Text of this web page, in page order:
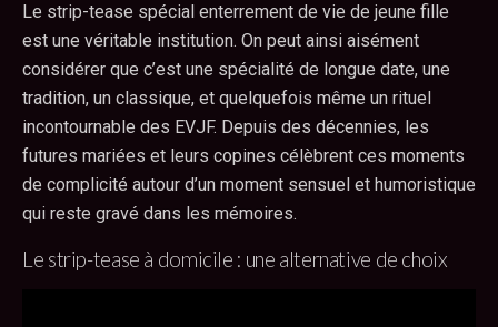
Le strip-tease spécial enterrement de vie de jeune fille
est une véritable institution. On peut ainsi aisément
considérer que c’est une spécialité de longue date, une
tradition, un classique, et quelquefois même un rituel
incontournable des EVJF. Depuis des décennies, les
futures mariées et leurs copines célèbrent ces moments
de complicité autour d’un moment sensuel et humoristique
qui reste gravé dans les mémoires.
Le strip-tease à domicile : une alternative de choix